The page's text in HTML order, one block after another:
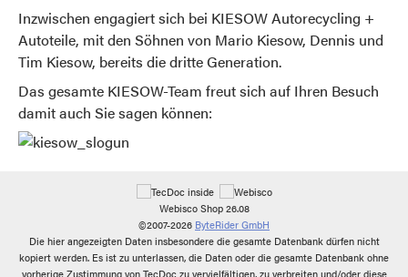
Inzwischen engagiert sich bei KIESOW Autorecycling +
Autoteile, mit den Söhnen von Mario Kiesow, Dennis und
Tim Kiesow, bereits die dritte Generation.
Das gesamte KIESOW-Team freut sich auf Ihren Besuch
damit auch Sie sagen können:
Webisco Shop 26.08
©2007-2026 ByteRider GmbH
Die hier angezeigten Daten insbesondere die gesamte Datenbank dürfen nicht
kopiert werden. Es ist zu unterlassen, die Daten oder die gesamte Datenbank ohne
vorherige Zustimmung von TecDoc zu vervielfältigen, zu verbreiten und/oder diese